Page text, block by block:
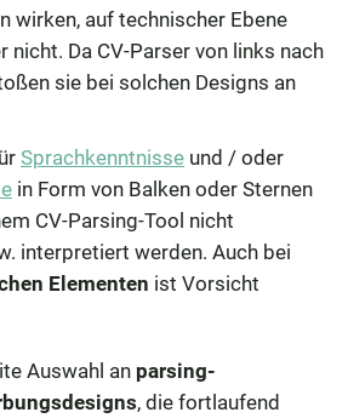
wirken, auf technischer Ebene
nicht. Da CV-Parser von links nach
sie bei solchen Designs an
Sprachkenntnisse und / oder
in Form von Balken oder Sternen
CV-Parsing-Tool nicht
interpretiert werden. Auch bei
Elementen ist Vorsicht
Auswahl an parsing-
, die fortlaufend